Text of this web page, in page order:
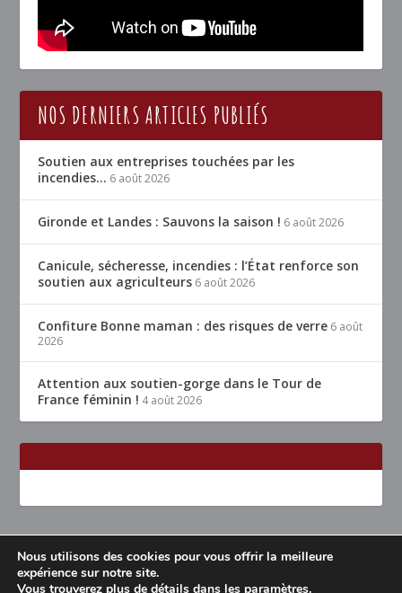
NOS DERNIERS ARTICLES PUBLIÉS
Soutien aux entreprises touchées par les
incendies… 6 août 2026
Gironde et Landes : Sauvons la saison ! 6 août 2026
Canicule, sécheresse, incendies : l’État renforce son
soutien aux agriculteurs 6 août 2026
Confiture Bonne maman : des risques de verre 6 août
2026
Attention aux soutien-gorge dans le Tour de
France féminin ! 4 août 2026
Conçu parElegant Themes | Propulsé parWordPress
Nous utilisons des cookies pour vous offrir la meilleure
expérience sur notre site.
Vous trouverez plus de détails dans les paramètres.